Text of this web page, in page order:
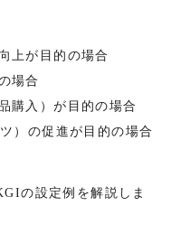
上が目的の場合
場合
購入）が目的の場合
）の促進が目的の場合
の設定例を解説しま